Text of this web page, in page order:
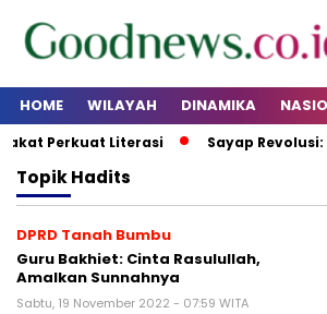
HOME WILAYAH DINAMIKA
Perkuat Literasi Sayap
TopikHadits
DPRD Tanah Bumbu
Guru Bakhiet: Cinta Rasulullah,
Amalkan Sunnahnya
Sabtu, 19 November 2022 - 07:59 WITA